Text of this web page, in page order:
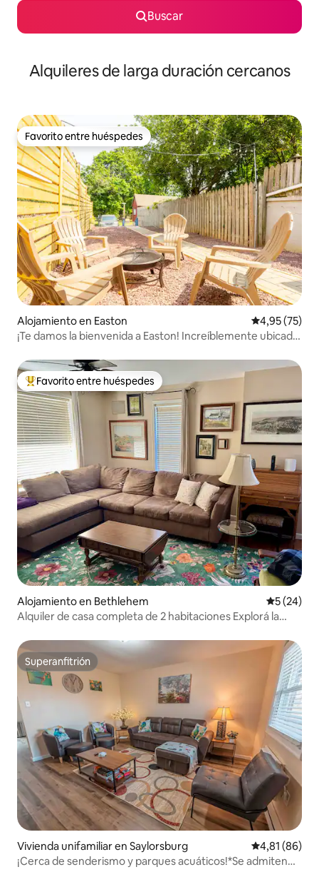
Buscar
Alquileres de larga duración cercanos
Favorito entre huéspedes
Favorito entre huéspedes
Alojamiento en Easton Calificación
4,95 (75)
¡Te damos la bienvenida a Easton! Increíblemente ubicado
Favorito entre los huéspedes más destacados
Favorito entre huéspedes
Alojamiento en Bethlehem
5 (24)
Alquiler de casa completa de 2 habitaciones Explorá la
Superanfitrión
Superanfitrión
Vivienda unifamiliar en Saylorsburg Calificación
4,81 (86)
¡Cerca de senderismo y parques acuáticos!*Se admiten